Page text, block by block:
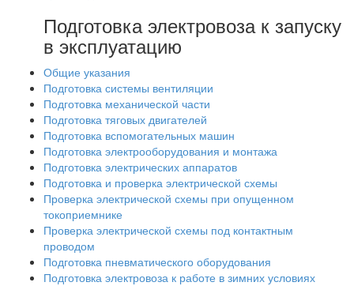
Подготовка электровоза к запуску
в эксплуатацию
Общие указания
Подготовка системы вентиляции
Подготовка механической части
Подготовка тяговых двигателей
Подготовка вспомогательных машин
Подготовка электрооборудования и монтажа
Подготовка электрических аппаратов
Подготовка и проверка электрической схемы
Проверка электрической схемы при опущенном
токоприемнике
Проверка электрической схемы под контактным
проводом
Подготовка пневматического оборудования
Подготовка электровоза к работе в зимних условиях